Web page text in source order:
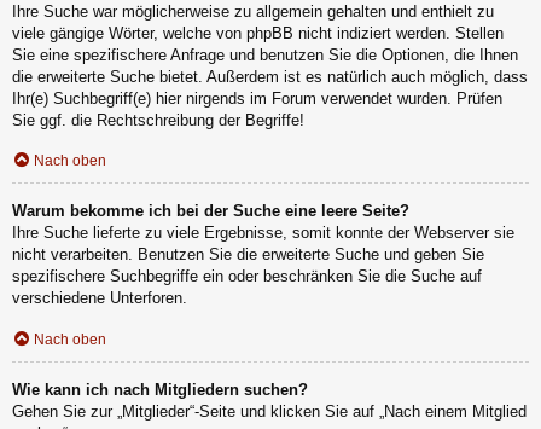
Ihre Suche war möglicherweise zu allgemein gehalten und enthielt zu
viele gängige Wörter, welche von phpBB nicht indiziert werden. Stellen
Sie eine spezifischere Anfrage und benutzen Sie die Optionen, die Ihnen
die erweiterte Suche bietet. Außerdem ist es natürlich auch möglich, dass
Ihr(e) Suchbegriff(e) hier nirgends im Forum verwendet wurden. Prüfen
Sie ggf. die Rechtschreibung der Begriffe!
Nach oben
Warum bekomme ich bei der Suche eine leere Seite?
Ihre Suche lieferte zu viele Ergebnisse, somit konnte der Webserver sie
nicht verarbeiten. Benutzen Sie die erweiterte Suche und geben Sie
spezifischere Suchbegriffe ein oder beschränken Sie die Suche auf
verschiedene Unterforen.
Nach oben
Wie kann ich nach Mitgliedern suchen?
Gehen Sie zur „Mitglieder“-Seite und klicken Sie auf „Nach einem Mitglied